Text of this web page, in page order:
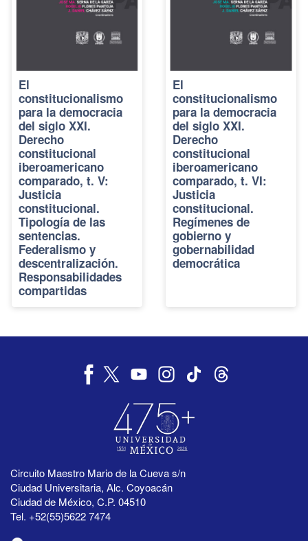
El
constitucionalismo
para la democracia
del siglo XXI.
Derecho
constitucional
iberoamericano
comparado, t. V:
Justicia
constitucional.
Tipología de las
sentencias.
Federalismo y
descentralización.
Responsabilidades
compartidas
El
constitucionalismo
para la democracia
del siglo XXI.
Derecho
constitucional
iberoamericano
comparado, t. VI:
Justicia
constitucional.
Regímenes de
gobierno y
gobernabilidad
democrática
Circuito Maestro Mario de la Cueva s/n
Ciudad Universitaria, Alc. Coyoacán
Ciudad de México, C.P. 04510
Tel. +52(55)5622 7474